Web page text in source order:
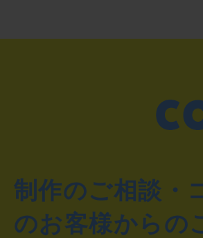
制作のご相談・
のお客様からの